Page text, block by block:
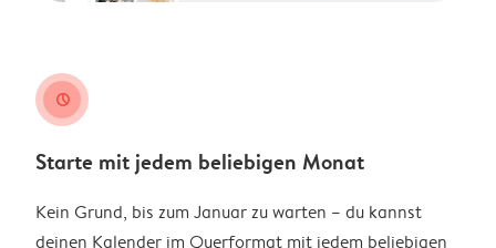
clock
Starte mit jedem beliebigen Monat
Kein Grund, bis zum Januar zu warten – du kannst
deinen Kalender im Querformat mit jedem beliebigen